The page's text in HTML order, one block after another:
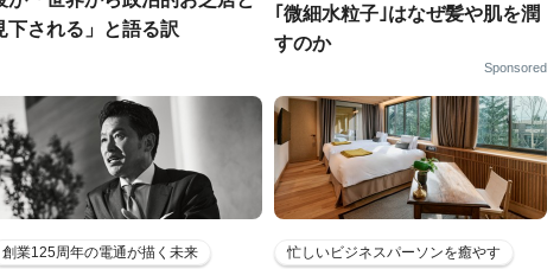
下される」と語る訳
｢微細水粒子｣はなぜ髪や肌を潤
すのか
Sponsored
創業125周年の電通が描く未来 忙しいビジネスパーソンを癒やす